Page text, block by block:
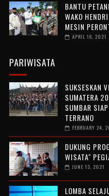
BANTU
WAKO
MESIN
APRIL 16, 2021
PARIWISATA
SUKSESKAN
SUMATERA
SUMBAR
TERRANO
FEBRUARY 24,
DUKUNG
WISATA"
JUNE 13, 2021
LOMBA